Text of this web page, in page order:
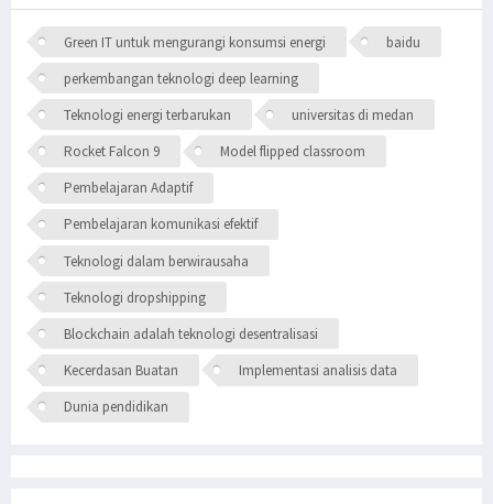
Green IT untuk mengurangi konsumsi energi
baidu
perkembangan teknologi deep learning
Teknologi energi terbarukan
universitas di medan
Rocket Falcon 9
Model flipped classroom
Pembelajaran Adaptif
Pembelajaran komunikasi efektif
Teknologi dalam berwirausaha
Teknologi dropshipping
Blockchain adalah teknologi desentralisasi
Kecerdasan Buatan
Implementasi analisis data
Dunia pendidikan